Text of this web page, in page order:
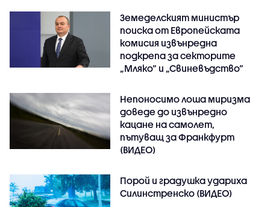
Земеделският министър
поиска от Европейската
комисия извънредна
подкрепа за секторите
„Мляко“ и „Свиневъдство“
Непоносимо лоша миризма
доведе до извънредно
кацане на самолет,
пътуващ за Франкфурт
(ВИДЕО)
Порой и градушка удариха
Силинстренско (ВИДЕО)